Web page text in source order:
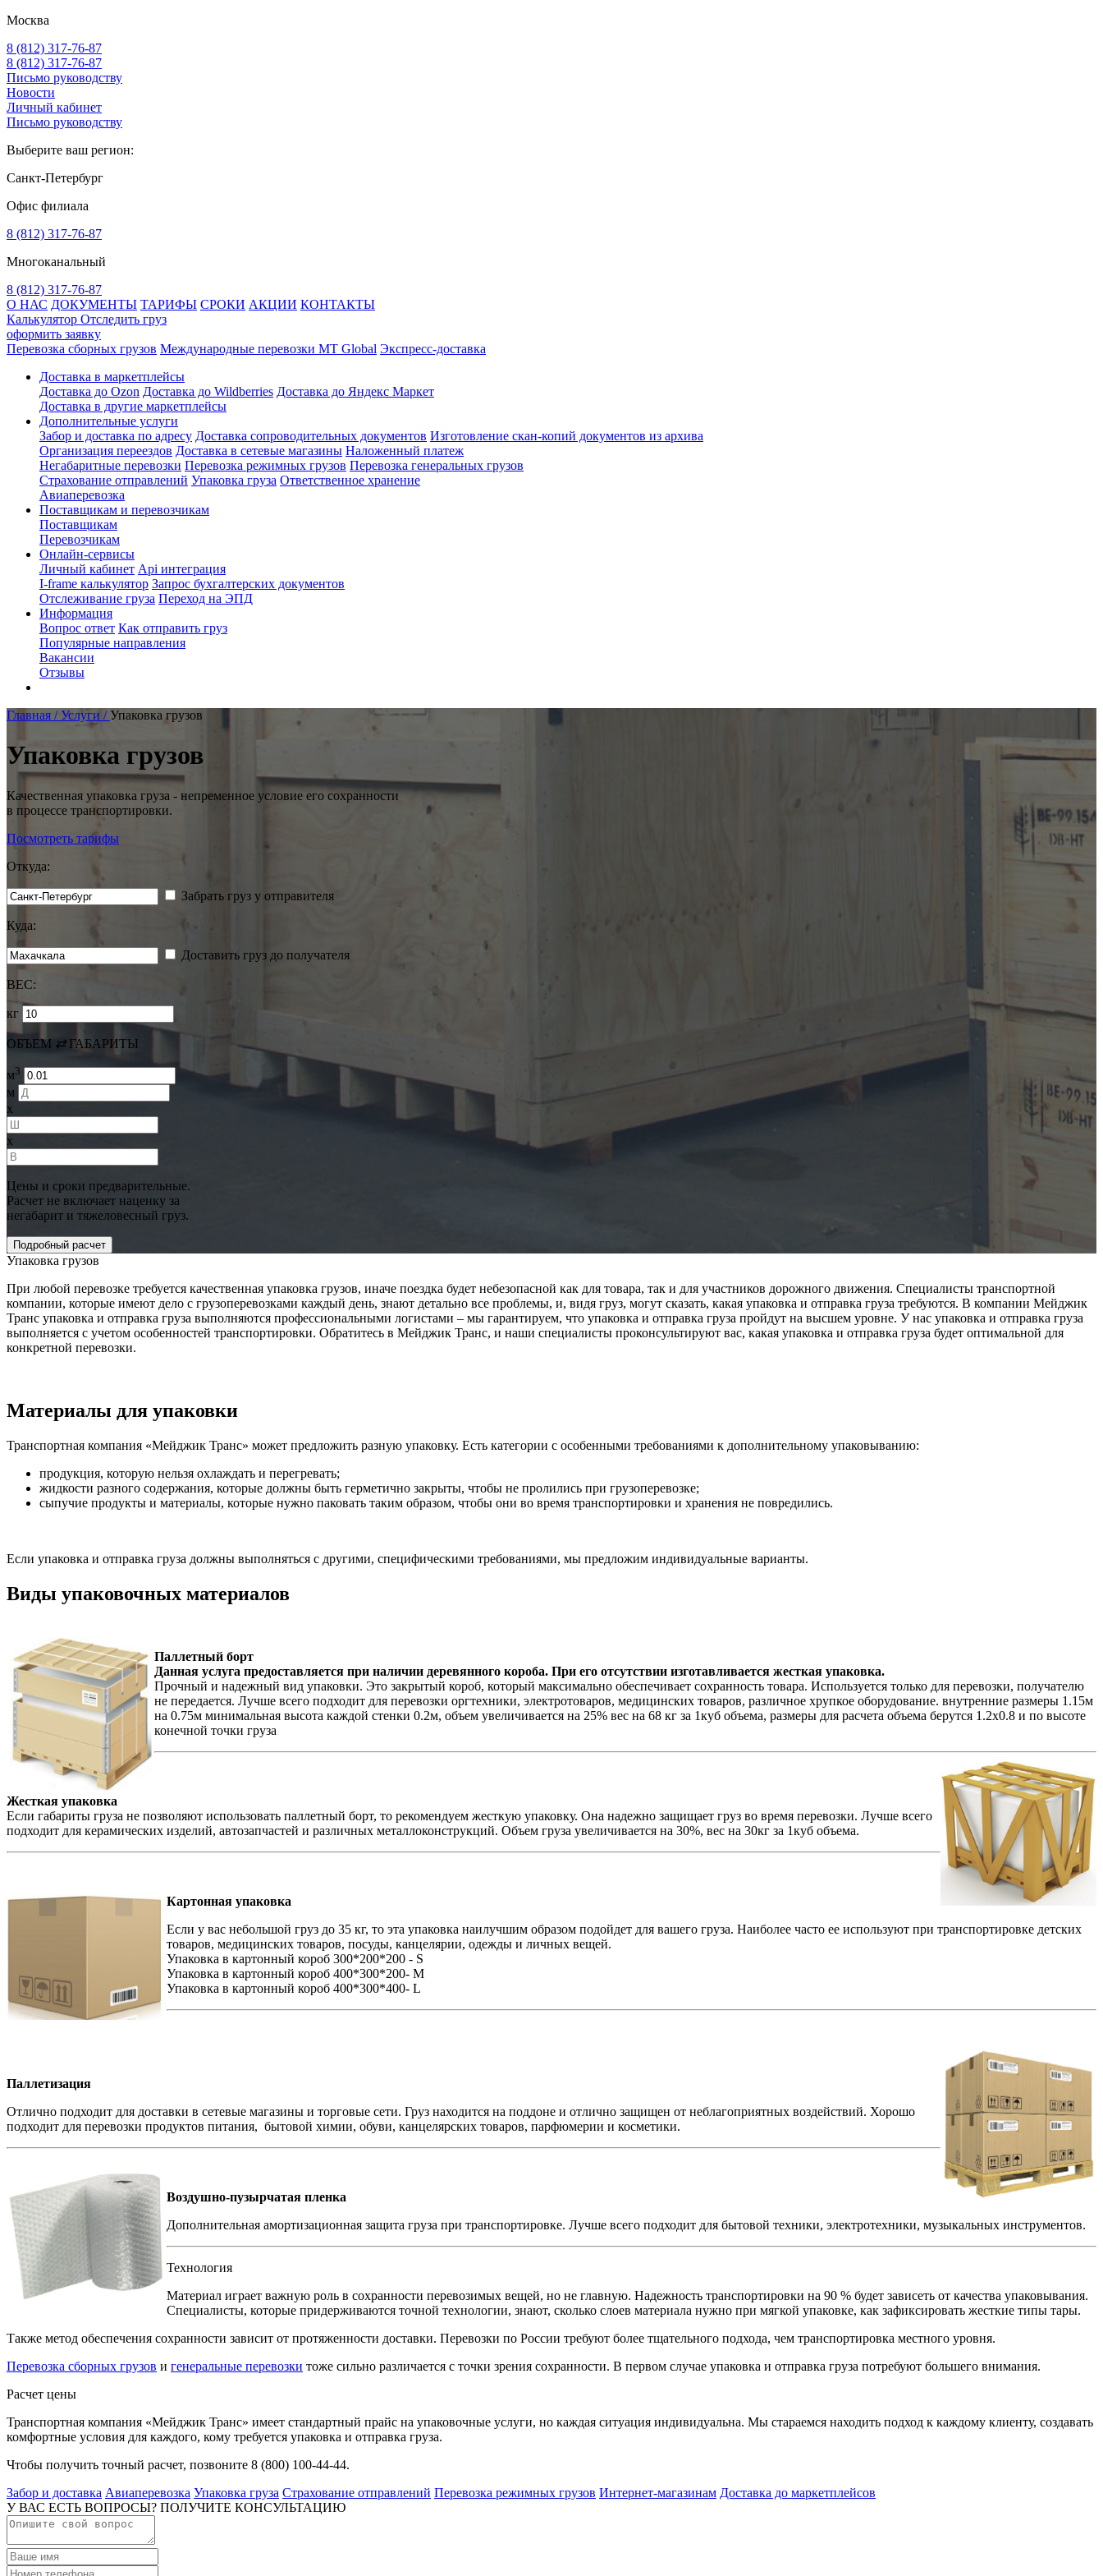
Москва
8 (812) 317-76-87
8 (812) 317-76-87
Письмо руководству
Новости
Личный кабинет
Письмо руководству
Выберите ваш регион:
Санкт-Петербург
Офис филиала
8 (812) 317-76-87
Многоканальный
8 (812) 317-76-87
О НАС ДОКУМЕНТЫ ТАРИФЫ СРОКИ АКЦИИ КОНТАКТЫ
Калькулятор Отследить груз
оформить заявку
Перевозка сборных грузов Международные перевозки MT Global Экспресс-доставка
Доставка в маркетплейсы
Доставка до Ozon Доставка до Wildberries Доставка до Яндекс Маркет
Доставка в другие маркетплейсы
Дополнительные услуги
Забор и доставка по адресу Доставка сопроводительных документов Изготовление скан-копий документов из архива
Организация переездов Доставка в сетевые магазины Наложенный платеж
Негабаритные перевозки Перевозка режимных грузов Перевозка генеральных грузов
Страхование отправлений Упаковка груза Ответственное хранение
Авиаперевозка
Поставщикам и перевозчикам
Поставщикам
Перевозчикам
Онлайн-сервисы
Личный кабинет Api интеграция
I-frame калькулятор Запрос бухгалтерских документов
Отслеживание груза Переход на ЭПД
Информация
Вопрос ответ Как отправить груз
Популярные направления
Вакансии
Отзывы
Главная /Услуги /Упаковка грузов
Упаковка грузов
Качественная упаковка груза - непременное условие его сохранности
в процессе транспортировки.
Посмотреть тарифы
Откуда:
Забрать груз у отправителя
Куда:
Доставить груз до получателя
ВЕС:
кг
ОБЪЕМ ⇄ ГАБАРИТЫ
м3
м
x
x
Цены и сроки предварительные.
Расчет не включает наценку за
негабарит и тяжеловесный груз.
Упаковка грузов
При любой перевозке требуется качественная упаковка грузов, иначе поездка будет небезопасной как для товара, так и для участников дорожного движения. Специалисты транспортной
компании, которые имеют дело с грузоперевозками каждый день, знают детально все проблемы, и, видя груз, могут сказать, какая упаковка и отправка груза требуются. В компании Мейджик
Транс упаковка и отправка груза выполняются профессиональными логистами – мы гарантируем, что упаковка и отправка груза пройдут на высшем уровне. У нас упаковка и отправка груза
выполняется с учетом особенностей транспортировки. Обратитесь в Мейджик Транс, и наши специалисты проконсультируют вас, какая упаковка и отправка груза будет оптимальной для
конкретной перевозки.
Материалы для упаковки
Транспортная компания «Мейджик Транс» может предложить разную упаковку. Есть категории с особенными требованиями к дополнительному упаковыванию:
продукция, которую нельзя охлаждать и перегревать;
жидкости разного содержания, которые должны быть герметично закрыты, чтобы не пролились при грузоперевозке;
сыпучие продукты и материалы, которые нужно паковать таким образом, чтобы они во время транспортировки и хранения не повредились.
Если упаковка и отправка груза должны выполняться с другими, специфическими требованиями, мы предложим индивидуальные варианты.
Виды упаковочных материалов
Паллетный борт
Данная услуга предоставляется при наличии деревянного короба. При его отсутствии изготавливается жесткая упаковка.
Прочный и надежный вид упаковки. Это закрытый короб, который максимально обеспечивает сохранность товара. Используется только для перевозки, получателю
не передается. Лучше всего подходит для перевозки оргтехники, электротоваров, медицинских товаров, различное хрупкое оборудование. внутренние размеры 1.15м
на 0.75м минимальная высота каждой стенки 0.2м, объем увеличивается на 25% вес на 68 кг за 1куб объема, размеры для расчета объема берутся 1.2х0.8 и по высоте
конечной точки груза
Жесткая упаковка
Если габариты груза не позволяют использовать паллетный борт, то рекомендуем жесткую упаковку. Она надежно защищает груз во время перевозки. Лучше всего
подходит для керамических изделий, автозапчастей и различных металлоконструкций. Объем груза увеличивается на 30%, вес на 30кг за 1куб объема.
Картонная упаковка
Если у вас небольшой груз до 35 кг, то эта упаковка наилучшим образом подойдет для вашего груза. Наиболее часто ее используют при транспортировке детских
товаров, медицинских товаров, посуды, канцелярии, одежды и личных вещей.
Упаковка в картонный короб 300*200*200 - S
Упаковка в картонный короб 400*300*200- M
Упаковка в картонный короб 400*300*400- L
Паллетизация
Отлично подходит для доставки в сетевые магазины и торговые сети. Груз находится на поддоне и отлично защищен от неблагоприятных воздействий. Хорошо
подходит для перевозки продуктов питания, бытовой химии, обуви, канцелярских товаров, парфюмерии и косметики.
Воздушно-пузырчатая пленка
Дополнительная амортизационная защита груза при транспортировке. Лучше всего подходит для бытовой техники, электротехники, музыкальных инструментов.
Технология
Материал играет важную роль в сохранности перевозимых вещей, но не главную. Надежность транспортировки на 90 % будет зависеть от качества упаковывания.
Специалисты, которые придерживаются точной технологии, знают, сколько слоев материала нужно при мягкой упаковке, как зафиксировать жесткие типы тары.
Также метод обеспечения сохранности зависит от протяженности доставки. Перевозки по России требуют более тщательного подхода, чем транспортировка местного уровня.
Перевозка сборных грузов и генеральные перевозки тоже сильно различается с точки зрения сохранности. В первом случае упаковка и отправка груза потребуют большего внимания.
Расчет цены
Транспортная компания «Мейджик Транс» имеет стандартный прайс на упаковочные услуги, но каждая ситуация индивидуальна. Мы стараемся находить подход к каждому клиенту, создавать
комфортные условия для каждого, кому требуется упаковка и отправка груза.
Чтобы получить точный расчет, позвоните 8 (800) 100-44-44.
Забор и доставка Авиаперевозка Упаковка груза Страхование отправлений Перевозка режимных грузов Интернет-магазинам Доставка до маркетплейсов
У ВАС ЕСТЬ ВОПРОСЫ? ПОЛУЧИТЕ КОНСУЛЬТАЦИЮ